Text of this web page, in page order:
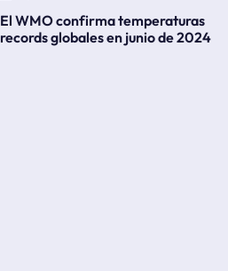
El WMO confirma temperaturas
records globales en junio de 2024